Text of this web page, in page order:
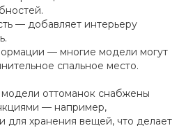
— добавляет интерьеру
— многие модели могут
спальное место.
оттоманок снабжены
— например,
для хранения вещей, что делает